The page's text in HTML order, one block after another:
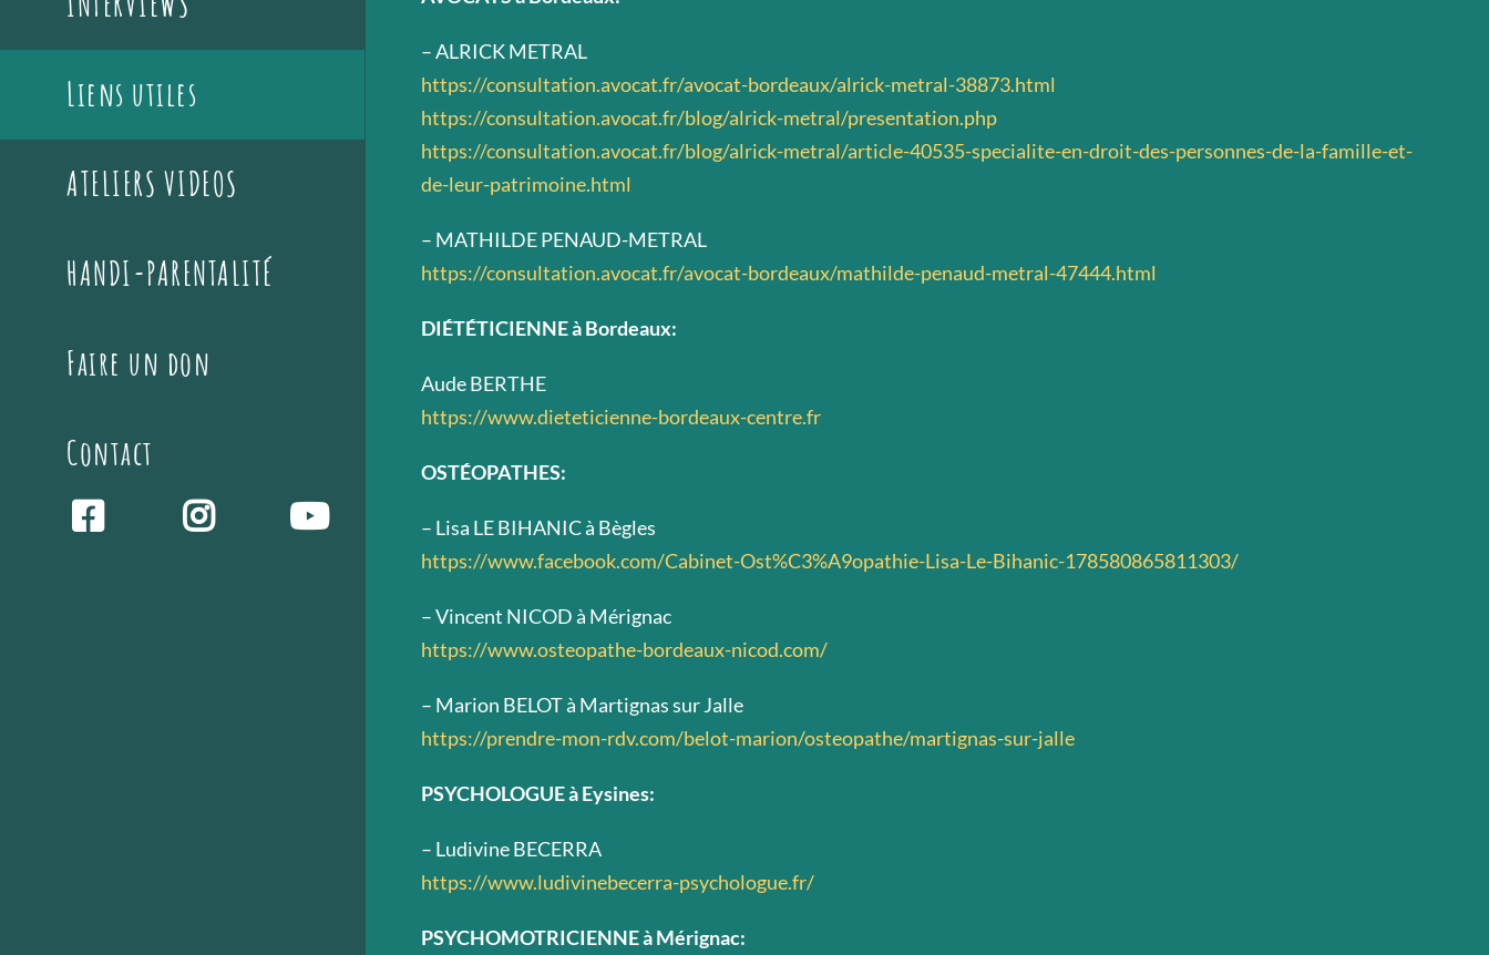
Liens utiles
ATELIERS VIDEOS
HANDI-PARENTALITÉ
Faire un don
Contact
– ALRICK METRAL
https://consultation.avocat.fr/avocat-bordeaux/alrick-metral-38873.html
https://consultation.avocat.fr/blog/alrick-metral/presentation.php
https://consultation.avocat.fr/blog/alrick-metral/article-40535-specialite-en-droit-des-personnes-de-la-famille-et-
de-leur-patrimoine.html
– MATHILDE PENAUD-METRAL
https://consultation.avocat.fr/avocat-bordeaux/mathilde-penaud-metral-47444.html
DIÉTÉTICIENNE à Bordeaux:
Aude BERTHE
https://www.dieteticienne-bordeaux-centre.fr
OSTÉOPATHES:
– Lisa LE BIHANIC à Bègles
https://www.facebook.com/Cabinet-Ost%C3%A9opathie-Lisa-Le-Bihanic-178580865811303/
– Vincent NICOD à Mérignac
https://www.osteopathe-bordeaux-nicod.com/
– Marion BELOT à Martignas sur Jalle
https://prendre-mon-rdv.com/belot-marion/osteopathe/martignas-sur-jalle
PSYCHOLOGUE à Eysines:
– Ludivine BECERRA
https://www.ludivinebecerra-psychologue.fr/
PSYCHOMOTRICIENNE à Mérignac: